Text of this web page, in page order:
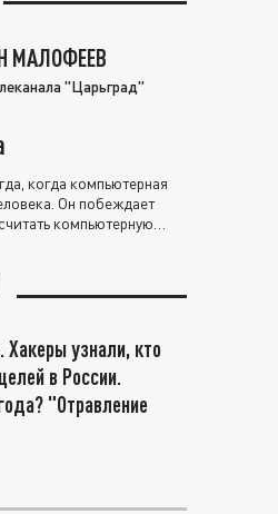
МАЛОФЕЕВ
"Царьград"
когда компьютерная
Он побеждает
компьютерную
Хакеры узнали, кто
в России.
"Отравление